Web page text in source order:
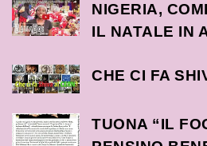
NIGERIA,
IL NATALE IN
CHE CI FA
TUONA “IL